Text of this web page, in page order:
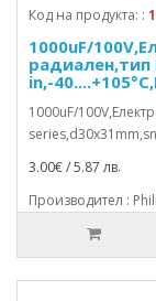
Код на продукта: :
1000uF/
радиален,тип
in,-
1000uF/
3.00€ / 5.87 лв.
Производител :